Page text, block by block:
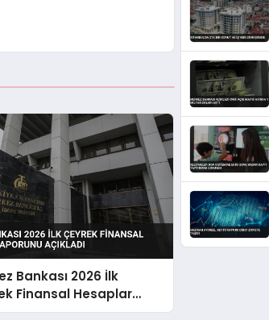
Bankası 2026 İlk
Finansal Hesaplar
Açıkladı